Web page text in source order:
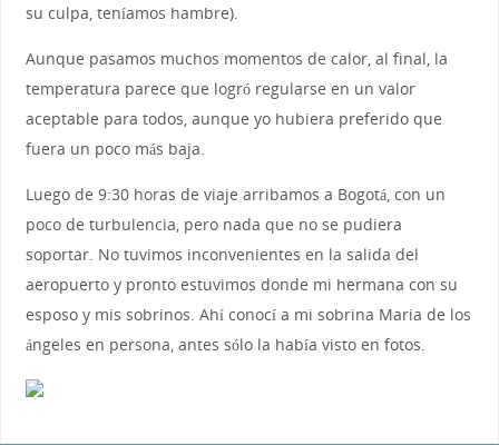
su culpa, teníamos hambre).
Aunque pasamos muchos momentos de calor, al final, la
temperatura parece que logró regularse en un valor
aceptable para todos, aunque yo hubiera preferido que
fuera un poco más baja.
Luego de 9:30 horas de viaje arribamos a Bogotá, con un
poco de turbulencia, pero nada que no se pudiera
soportar. No tuvimos inconvenientes en la salida del
aeropuerto y pronto estuvimos donde mi hermana con su
esposo y mis sobrinos. Ahí conocí a mi sobrina Maria de los
ángeles en persona, antes sólo la había visto en fotos.